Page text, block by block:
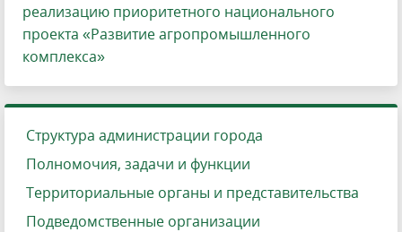
реализацию приоритетного национального
проекта «Развитие агропромышленного
комплекса»
Структура администрации города
Полномочия, задачи и функции
Территориальные органы и представительства
Подведомственные организации